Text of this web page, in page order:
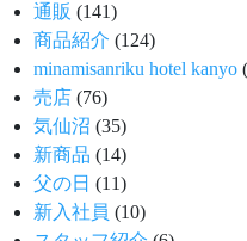
通販 (141)
商品紹介 (124)
minamisanriku hotel kanyo
売店 (76)
気仙沼 (35)
新商品 (14)
父の日 (11)
新入社員 (10)